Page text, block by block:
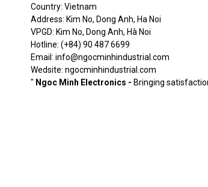
Country: Vietnam
Address: Kim No, Dong Anh, Ha Noi
VPGD: Kim No, Dong Anh, Hà Noi
Hotline: (+84) 90 487 6699
Email: info@ngocminhindustrial.com
Wedsite: ngocminhindustrial.com
" Ngoc Minh Electronics - Bringing